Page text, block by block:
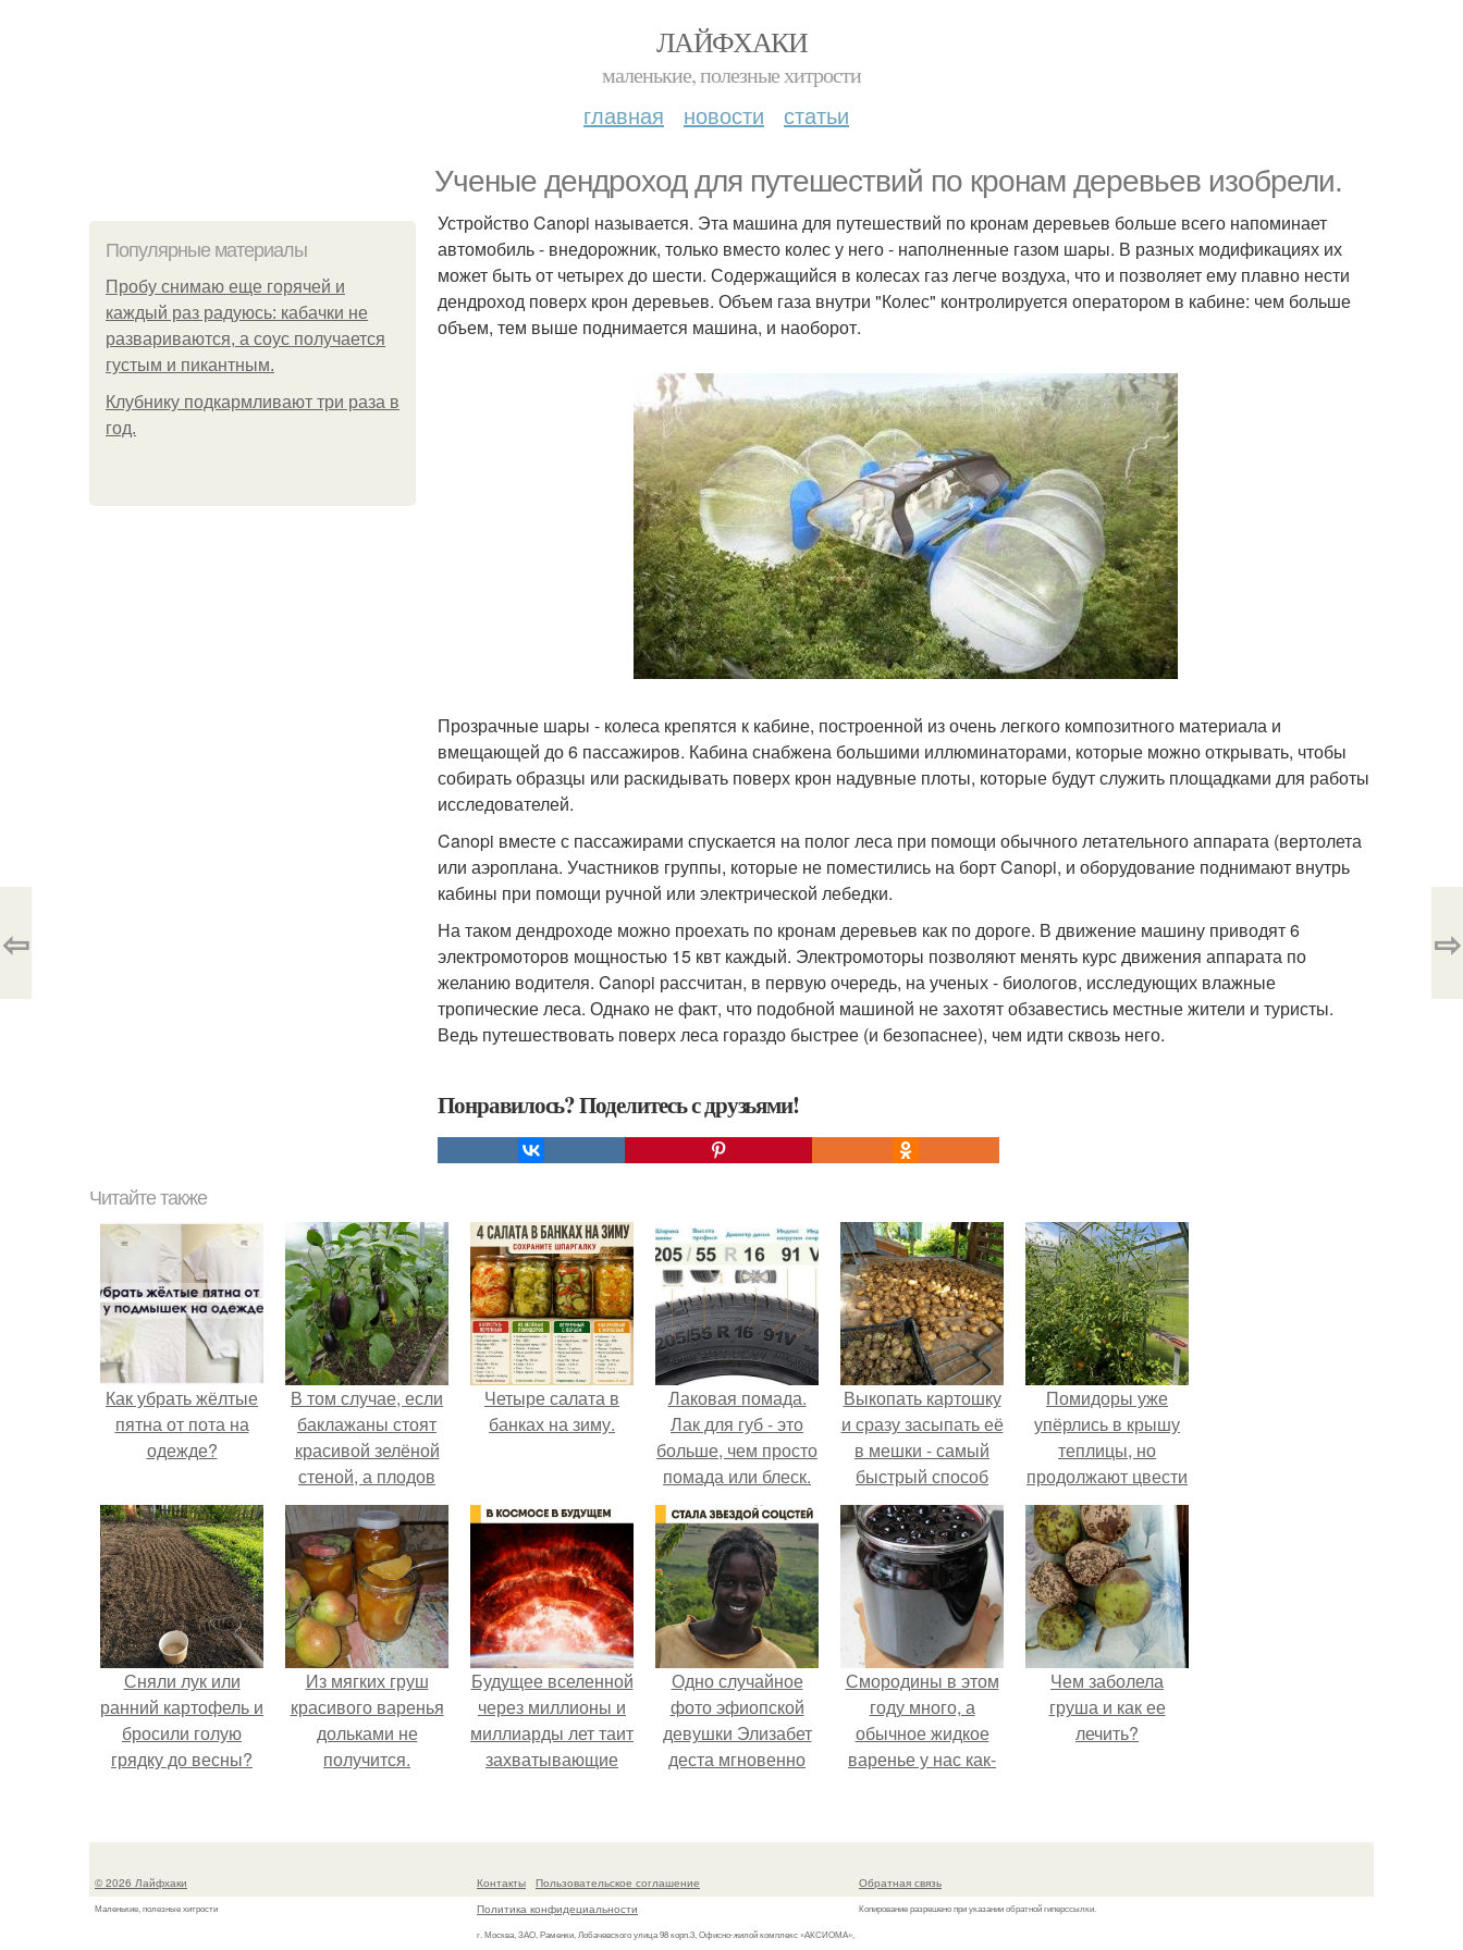
ЛАЙФХАКИ
маленькие, полезные хитрости
главная новости статьи
Ученые дендроход для путешествий по кронам деревьев изобрели.
Популярные материалы
Пробу снимаю еще горячей и
каждый раз радуюсь: кабачки не
развариваются, а соус получается
густым и пикантным.
Клубнику подкaрмливают три раза в
гoд.
Устройство Canopi называется. Эта машина для путешествий по кронам деревьев больше всего напоминает
автомобиль - внедорожник, только вместо колес у него - наполненные газом шары. В разных модификациях их
может быть от четырех до шести. Содержащийся в колесах газ легче воздуха, что и позволяет ему плавно нести
дендроход поверх крон деревьев. Объем газа внутри "Колес" контролируется оператором в кабине: чем больше
объем, тем выше поднимается машина, и наоборот.
Прозрачные шары - колеса крепятся к кабине, построенной из очень легкого композитного материала и
вмещающей до 6 пассажиров. Кабина снабжена большими иллюминаторами, которые можно открывать, чтобы
собирать образцы или раскидывать поверх крон надувные плоты, которые будут служить площадками для работы
исследователей.
Canopi вместе с пассажирами спускается на полог леса при помощи обычного летательного аппарата (вертолета
или аэроплана. Участников группы, которые не поместились на борт Canopi, и оборудование поднимают внутрь
кабины при помощи ручной или электрической лебедки.
На таком дендроходе можно проехать по кронам деревьев как по дороге. В движение машину приводят 6
электромоторов мощностью 15 квт каждый. Электромоторы позволяют менять курс движения аппарата по
желанию водителя. Canopi рассчитан, в первую очередь, на ученых - биологов, исследующих влажные
тропические леса. Однако не факт, что подобной машиной не захотят обзавестись местные жители и туристы.
Ведь путешествовать поверх леса гораздо быстрее (и безопаснее), чем идти сквозь него.
Понравилось? Поделитесь с друзьями!
⇦ ⇨
Читайте также
Как убрать жёлтые
пятна от пота на
одежде?
В том случае, если
баклажаны стоят
красивой зелёной
стеной, а плодов
почти не видно -
радоваться тут
нечему.
Четыре салата в
банках на зиму.
Лаковая помада.
Лак для губ - это
больше, чем просто
помада или блеск.
Выкопать картошку
и сразу засыпать её
в мешки - самый
быстрый способ
спрятать вместе с
урожаем гниль,
порезы и больные
клубни.
Помидоры уже
упёрлись в крышу
теплицы, но
продолжают цвести
как сумасшедшие?
Сняли лук или
ранний картофель и
бросили голую
грядку до весны?
Из мягких груш
красивого варенья
дольками не
получится.
Будущее вселенной
через миллионы и
миллиарды лет таит
захватывающие
Одно случайное
фото эфиопской
девушки Элизабет
деста мгновенно
сделало её новой
Смородины в этом
году много, а
обычное жидкое
варенье у нас как-
Чем заболела
груша и как ее
лечить?
© 2026 Лайфхаки
Маленькие, полезные хитрости
Контакты
Пользовательское соглашение
Политика конфидециальности
г. Москва, ЗАО, Раменки, Лобачевского улица 98 корп.3, Офисно-жилой комплекс «АКСИОМА»,
Обратная связь
Копирование разрешено при указании обратной гиперссылки.